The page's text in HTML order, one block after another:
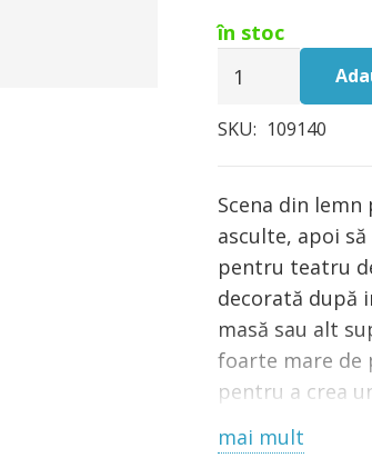
în stoc
Scena
din
teatru
de
papusi,
Egmont
Toys
SKU: 109140
Scena din
asculte, apoi
pentru teatru
decorată după
masă sau alt
foarte mare de
pentru a crea
28 X 45 cm.
lemn, conform
mai mult